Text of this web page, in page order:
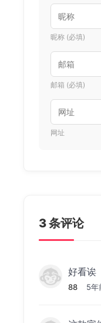
昵称 (必填)
邮箱 (必填)
网址
3 条评论
好看诶
88 5年